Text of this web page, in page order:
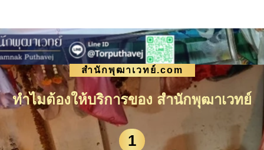
สำนักพุฒาเวทย์.com
ทำไมต้องให้บริการของ สำนักพุฒาเวทย์
1